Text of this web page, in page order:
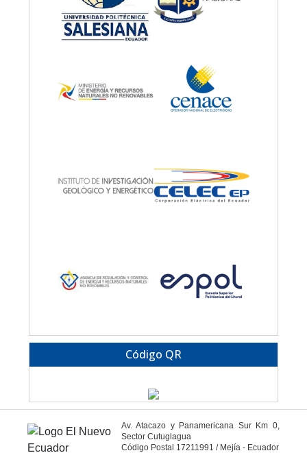
Código QR
Av. Atacazo y Panamericana Sur Km 0,
Sector Cutuglagua
Código Postal 17211991 / Mejía - Ecuador